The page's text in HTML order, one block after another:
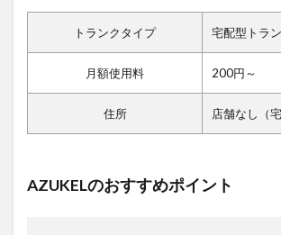
トランクタイプ 宅配型トラ
月額使用料 200円～
住所 店舗なし（宅
AZUKELのおすすめポイント